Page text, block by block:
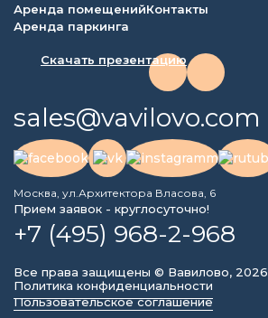
Аренда помещений
Аренда паркинга
Контакты
Скачать презентацию
sales@vavilovo.com
Москва, ул.Архитектора Власова, 6
Прием заявок - круглосуточно!
+7 (495) 968-2-968
Все права защищены © Вавилово, 2026
Политика конфиденциальности
Пользовательское соглашение